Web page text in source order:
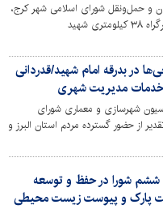
و حمل‌ونقل شورای اسلامی شهر کرج،
از بهره‌برداری کامل بزرگراه ۳۸ کیلومتری شهید
و افزود: تنها پل شهید آیت‌الله
رئیسی (B۱) به دلیل نیاز به بازسازی و تأمین بودجه ۲۵۰۰
مرحله افتتاح مستثنا است.
در بدرقه امام شهید/قدردانی
خدمات مدیریت شهری
شهرسازی و معماری شورای
از حضور گسترده مردم استان البرز و
و تشییع امام شهید، از تلاش‌های
شهرداری و شورای شهر در ارائه
مراسم قدردانی کرد.
ششم شورا در حفظ و توسعه
پارک و پیوست زیست محیطی